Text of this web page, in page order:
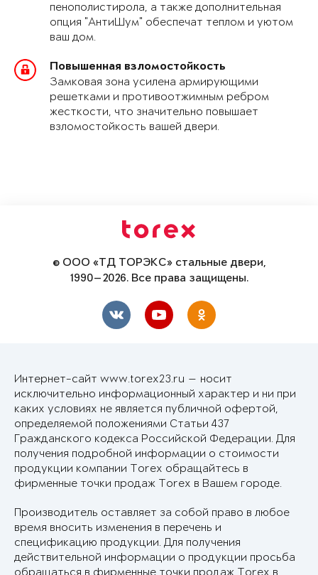
пенополистирола, а также дополнительная
опция "АнтиШум" обеспечат теплом и уютом
ваш дом.
Повышенная взломостойкость
Замковая зона усилена армирующими
решетками и противоотжимным ребром
жесткости, что значительно повышает
взломостойкость вашей двери.
© ООО «ТД ТОРЭКС» стальные двери,
1990—2026. Все права защищены.
Интернет-сайт www.torex23.ru — носит
исключительно информационный характер и ни при
каких условиях не является публичной офертой,
определяемой положениями Статьи 437
Гражданского кодекса Российской Федерации. Для
получения подробной информации о стоимости
продукции компании Torex обращайтесь в
фирменные точки продаж Torex в Вашем городе.
Производитель оставляет за собой право в любое
время вносить изменения в перечень и
спецификацию продукции. Для получения
действительной информации о продукции просьба
обращаться в фирменные точки продаж Torex в